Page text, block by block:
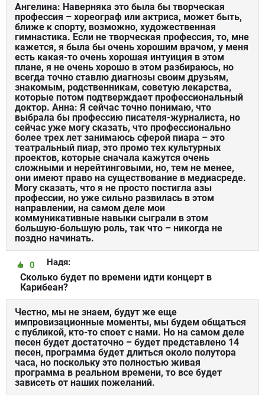
Ангелина: Наверняка это была бы творческая
профессия – хореограф или актриса, может быть,
ближе к спорту, возможно, художественная
гимнастика. Если не творческая профессия, то, мне
кажется, я была бы очень хорошим врачом, у меня
есть какая-то очень хорошая интуиция в этом
плане, я не очень хорошо в этом разбираюсь, но
всегда точно ставлю диагнозы своим друзьям,
знакомым, родственникам, советую лекарства,
которые потом подтверждает профессиональный
доктор. Анна: Я сейчас точно понимаю, что
выбрала бы профессию писателя-журналиста, но
сейчас уже могу сказать, что профессионально
более трех лет занимаюсь сферой пиара – это
театральный пиар, это промо тех культурных
проектов, которые сначала кажутся очень
сложными и нерейтинговыми, но, тем не менее,
они имеют право на существование в медиасреде.
Могу сказать, что я не просто постигла азы
профессии, но уже сильно развилась в этом
направлении, на самом деле мои
коммуникативные навыки сыграли в этом
большую-большую роль, так что – никогда не
поздно начинать.
Надя:
0
Сколько будет по времени идти концерт в
Карибеан?
Честно, мы не знаем, будут же еще
импровизационные моменты, мы будем общаться
с публикой, кто-то споет с нами. Но на самом деле
песен будет достаточно – будет представлено 14
песен, программа будет длиться около полутора
часа, но поскольку это полностью живая
программа в реальном времени, то все будет
зависеть от наших пожеланий.